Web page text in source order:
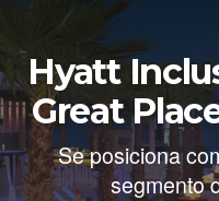
Hyatt
Great
Se posiciona
segmento